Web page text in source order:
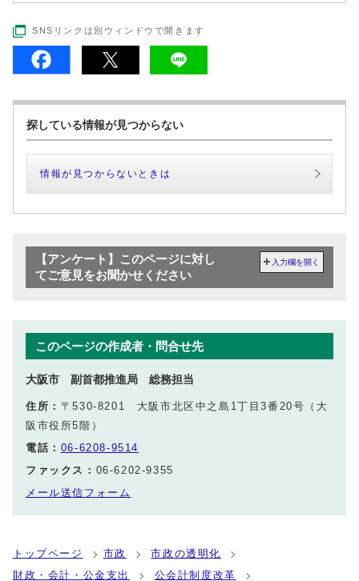
SNSリンクは別ウィンドウで開きます
探している情報が見つからない
情報が見つからないときは
【アンケート】このページに対し
てご意見をお聞かせください
入力欄を開く
このページの作成者・問合せ先
大阪市 副首都推進局 総務担当
住所： 〒530-8201 大阪市北区中之島1丁目3番20号（大
阪市役所5階）
電話： 06-6208-9514
ファックス： 06-6202-9355
メール送信フォーム
トップページ 市政
市政の透明化
財政・会計・公金支出
公会計制度改革